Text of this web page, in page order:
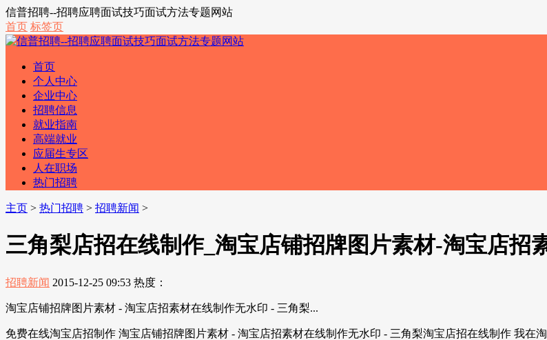
信普招聘--招聘应聘面试技巧面试方法专题网站
首页 标签页
首页
个人中心
企业中心
招聘信息
就业指南
高端就业
应届生专区
人在职场
热门招聘
主页 > 热门招聘 > 招聘新闻 >
三角梨店招在线制作_淘宝店铺招牌图片素材-淘宝店招
招聘新闻 2015-12-25 09:53 热度：
淘宝店铺招牌图片素材 - 淘宝店招素材在线制作无水印 - 三角梨...
免费在线淘宝店招制作 淘宝店铺招牌图片素材 - 淘宝店招素材在线制作无水印 - 三角梨淘宝店招在线制作 我